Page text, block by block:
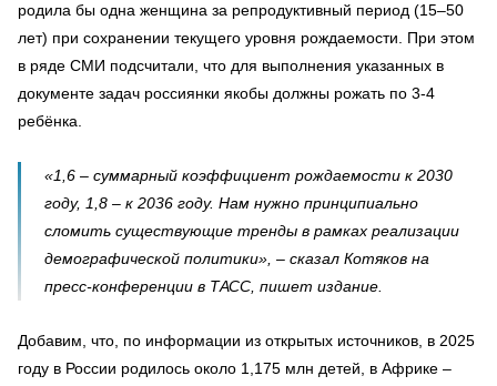
родила бы одна женщина за репродуктивный период (15–50
лет) при сохранении текущего уровня рождаемости. При этом
в ряде СМИ подсчитали, что для выполнения указанных в
документе задач россиянки якобы должны рожать по 3-4
ребёнка.
«1,6 – суммарный коэффициент рождаемости к 2030
году, 1,8 – к 2036 году. Нам нужно принципиально
сломить существующие тренды в рамках реализации
демографической политики», – сказал Котяков на
пресс-конференции в ТАСС, пишет издание.
Добавим, что, по информации из открытых источников, в 2025
году в России родилось около 1,175 млн детей, в Африке –